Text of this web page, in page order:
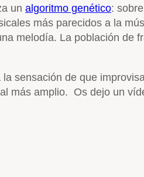
un algoritmo genético:
más parecidos a la
melodía. La población
sensación de que
más amplio. Os dejo un